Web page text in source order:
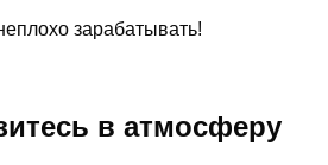
зарабатывать!
в атмосферу